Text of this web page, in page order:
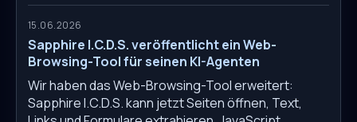
15.06.2026
Sapphire I.C.D.S. veröffentlicht ein Web-
Browsing-Tool für seinen KI-Agenten
Wir haben das Web-Browsing-Tool erweitert:
Sapphire I.C.D.S. kann jetzt Seiten öffnen, Text,